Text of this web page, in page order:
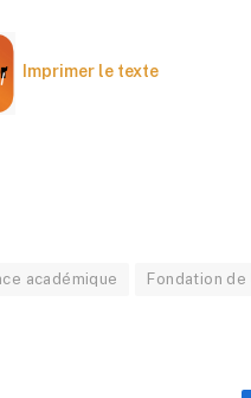
Imprimer le texte
académique Fondation de